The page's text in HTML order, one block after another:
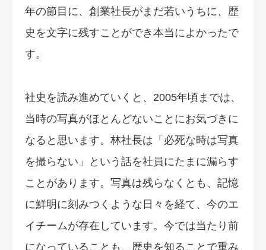
年の節目に、創業社長がまだ若いうちに、歴
史を文字に残すことができ本当によかったで
す。
社史を読み進めていくと、2005年頃までは、
当時の写真がほとんどないことにお気づきに
なると思います。林社長は「必死な時は写真
を撮らない」という話を社員にたまに漏らす
ことがあります。写真は残らなくとも、記憶
に鮮明に刻みつくような日々を経て、今のエ
イチームが存在しています。今では当たり前
になっていることも、歴史を知ることで重み